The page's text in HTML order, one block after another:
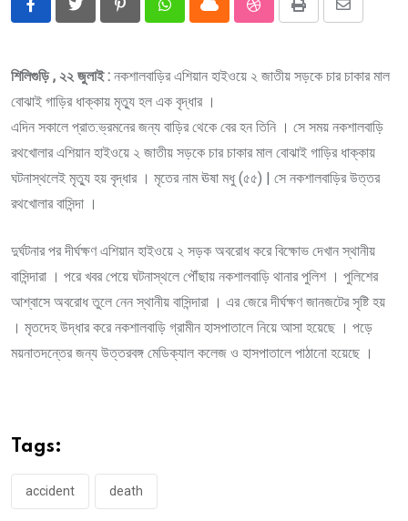
PinterestWhatsappCloud StumbleUpon
Print
Share
শিলিগুড়ি , ২২ জুলাই : নকশালবাড়ির এশিয়ান হাইওয়ে ২ জাতীয় সড়কে চার চাকার মাল
বোঝাই গাড়ির ধাক্কায় মৃত্যু হল এক বৃদ্ধার ।
এদিন সকালে প্রাত:ভ্রমনের জন্য বাড়ির থেকে বের হন তিনি । সে সময় নকশালবাড়ি
রথখোলার এশিয়ান হাইওয়ে ২ জাতীয় সড়কে চার চাকার মাল বোঝাই গাড়ির ধাক্কায়
ঘটনাস্থলেই মৃত্যু হয় বৃদ্ধার । মৃতের নাম ঊষা মধু (৫৫) | সে নকশালবাড়ির উত্তর
রথখোলার বাসিন্দা ।
দুর্ঘটনার পর দীর্ঘক্ষণ এশিয়ান হাইওয়ে ২ সড়ক অবরোধ করে বিক্ষোভ দেখান স্থানীয়
বাসিন্দারা । পরে খবর পেয়ে ঘটনাস্থলে পৌঁছায় নকশালবাড়ি থানার পুলিশ । পুলিশের
আশ্বাসে অবরোধ তুলে নেন স্থানীয় বাসিন্দারা । এর জেরে দীর্ঘক্ষণ জানজটের সৃষ্টি হয়
। মৃতদেহ উদ্ধার করে নকশালবাড়ি গ্রামীন হাসপাতালে নিয়ে আসা হয়েছে । পড়ে
ময়নাতদন্তের জন্য উত্তরবঙ্গ মেডিক্যাল কলেজ ও হাসপাতালে পাঠানো হয়েছে ।
Tags:
accident death